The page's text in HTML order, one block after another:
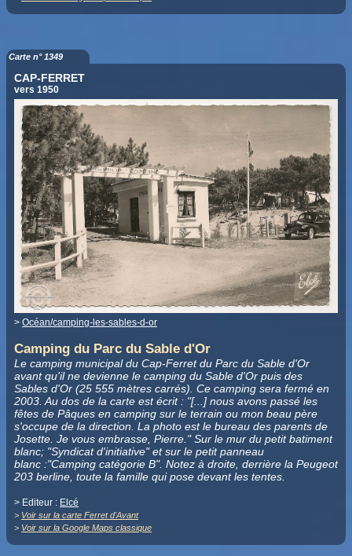
Carte n° 1349
CAP-FERRET
vers 1950
> Océan/camping-les-sables-d-or
Camping du Parc du Sable d'Or
Le camping municipal du Cap-Ferret du Parc du Sable d'Or
avant qu'il ne devienne le camping du Sable d'Or puis des
Sables d'Or (25 555 mètres carrés). Ce camping sera fermé en
2003. Au dos de la carte est écrit : "[...] nous avons passé les
fêtes de Pâques en camping sur le terrain ou mon beau père
s'occupe de la direction. La photo est le bureau des parents de
Josette. Je vous embrasse, Pierre." Sur le mur du petit batiment
blanc; "Syndicat d'initiative" et sur le petit panneau
blanc :"Camping catégorie B". Notez à droite, derrière la Peugeot
203 berline, toute la famille qui pose devant les tentes.
> Editeur : Elcé
> Voir sur la carte Ferret d'Avant
> Voir sur la Google Maps classique